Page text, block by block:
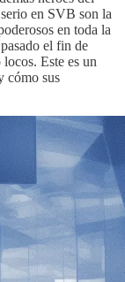
en SVB son la
en toda la
el fin de
Este es un
cómo sus